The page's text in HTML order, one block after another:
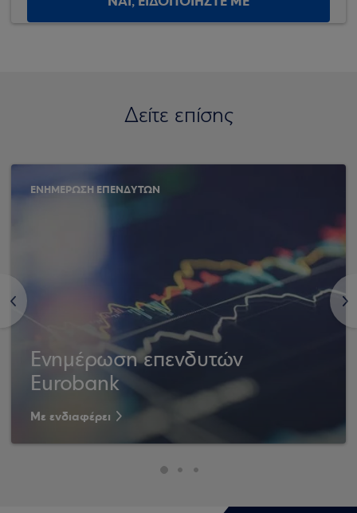
Δείτε επίσης
<
ΕΝΗΜΕΡΩΣΗ ΕΠΕΝΔΥΤΩΝ
Ενημέρωση επενδυτών
Eurobank
Με ενδιαφέρει
>